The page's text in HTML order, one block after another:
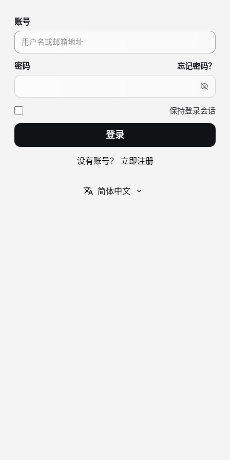
账号
密码 忘记密码？
保持登录会话
登录
没有账号？ 立即注册